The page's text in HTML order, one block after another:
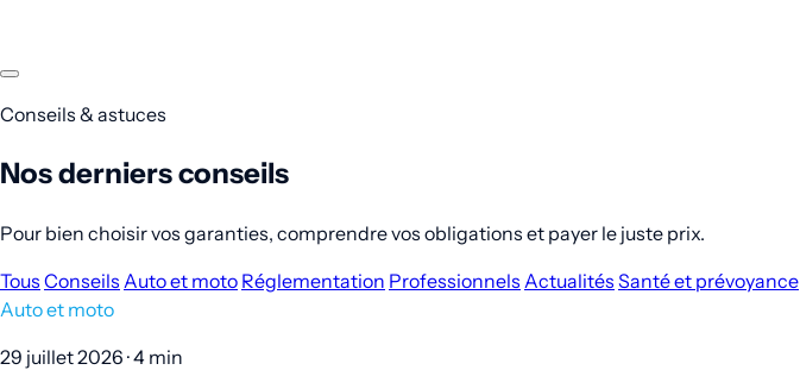
Conseils & astuces
Nos derniers conseils
Pour bien choisir vos garanties, comprendre vos obligations et payer le juste prix.
Tous Conseils Auto et moto Réglementation Professionnels Actualités Santé et prévoyance
Auto et moto
29 juillet 2026 · 4 min